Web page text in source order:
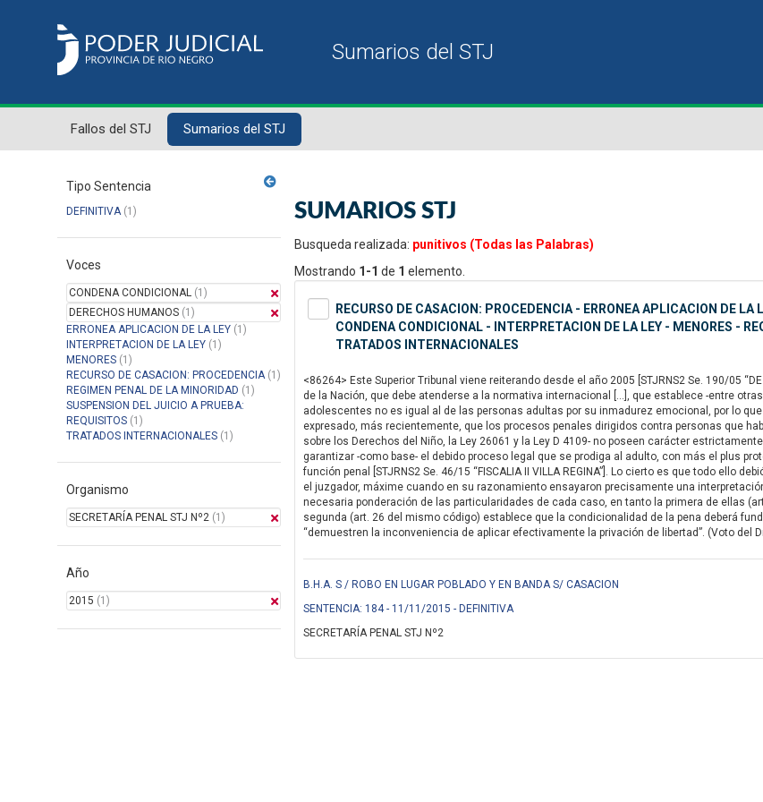
Fallos del STJ Sumarios del STJ
Tipo Sentencia
DEFINITIVA(1)
Voces
CONDENA CONDICIONAL (1)
DERECHOS HUMANOS (1)
ERRONEA APLICACION DE LA LEY (1)
INTERPRETACION DE LA LEY (1)
MENORES (1)
RECURSO DE CASACION: PROCEDENCIA(1)
REGIMEN PENAL DE LA MINORIDAD (1)
SUSPENSION DEL JUICIO A PRUEBA:
REQUISITOS (1)
TRATADOS INTERNACIONALES (1)
Organismo
SECRETARÍA PENAL STJ Nº2 (1)
Año
2015 (1)
SUMARIOS STJ
Busqueda realizada: punitivos (Todas las Palabras)
Mostrando 1-1 de 1 elemento.
RECURSO DE CASACION: PROCEDENCIA - ERRONEA APLICACION DE
CONDENA CONDICIONAL - INTERPRETACION DE LA LEY - MENORES -
TRATADOS INTERNACIONALES
<86264> Este Superior Tribunal viene reiterando desde el año 2005 [STJRNS2 Se. 190/05
de la Nación, que debe atenderse a la normativa internacional […], que establece -entre
adolescentes no es igual al de las personas adultas por su inmadurez emocional, por lo
expresado, más recientemente, que los procesos penales dirigidos contra personas que
sobre los Derechos del Niño, la Ley 26061 y la Ley D 4109- no poseen carácter
garantizar -como base- el debido proceso legal que se prodiga al adulto, con más el plus
función penal [STJRNS2 Se. 46/15 “FISCALIA II VILLA REGINA”]. Lo cierto es que todo ello
el juzgador, máxime cuando en su razonamiento ensayaron precisamente una
necesaria ponderación de las particularidades de cada caso, en tanto la primera de ellas
segunda (art. 26 del mismo código) establece que la condicionalidad de la pena deberá
“demuestren la inconveniencia de aplicar efectivamente la privación de libertad”. (Voto del
B.H.A. S / ROBO EN LUGAR POBLADO Y EN BANDA S/ CASACION
SENTENCIA: 184 - 11/11/2015 - DEFINITIVA
SECRETARÍA PENAL STJ Nº2